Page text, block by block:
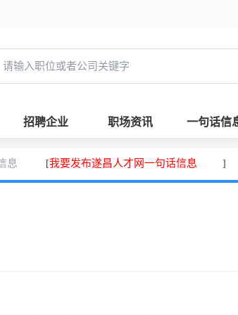
招聘企业 职场资讯 一句话信
息 [我要发布遂昌人才网一句话信息 ]